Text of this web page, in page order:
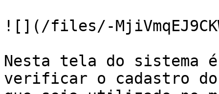
![](/files/-
Nesta tela do sistema
verificar o cadastro do